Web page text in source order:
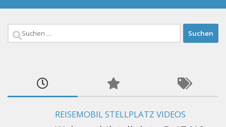
Suchen
REISEMOBIL STELLPLATZ VIDEOS